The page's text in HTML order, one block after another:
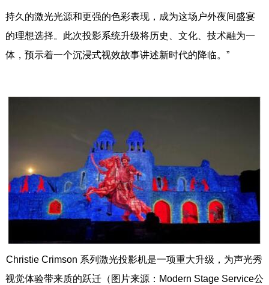
持久的激光光源和更强的色彩表现，成为这场户外夜间盛宴
的理想选择。此次投影系统升级将历史、文化、技术融为一
体，预示着一个沉浸式视效故事讲述新时代的降临。”
Christie Crimson 系列激光投影机是一项重大升级，为声光秀
视觉体验带来质的跃迁（图片来源：Modern Stage Service公